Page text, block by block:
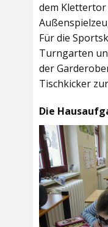
dem Klettertor
Für die
Turngarten
der
Tischkicker
Die